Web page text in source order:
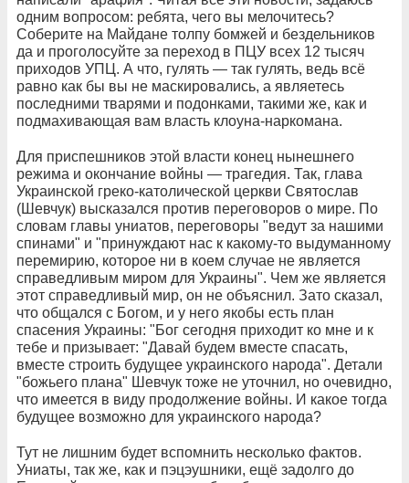
одним вопросом: ребята, чего вы мелочитесь?
Соберите на Майдане толпу бомжей и бездельников
да и проголосуйте за переход в ПЦУ всех 12 тысяч
приходов УПЦ. А что, гулять — так гулять, ведь всё
равно как бы вы не маскировались, а являетесь
последними тварями и подонками, такими же, как и
подмахивающая вам власть клоуна-наркомана.
Для приспешников этой власти конец нынешнего
режима и окончание войны — трагедия. Так, глава
Украинской греко-католической церкви Святослав
(Шевчук) высказался против переговоров о мире. По
словам главы униатов, переговоры "ведут за нашими
спинами" и "принуждают нас к какому-то выдуманному
перемирию, которое ни в коем случае не является
справедливым миром для Украины". Чем же является
этот справедливый мир, он не объяснил. Зато сказал,
что общался с Богом, и у него якобы есть план
спасения Украины: "Бог сегодня приходит ко мне и к
тебе и призывает: "Давай будем вместе спасать,
вместе строить будущее украинского народа". Детали
"божьего плана" Шевчук тоже не уточнил, но очевидно,
что имеется в виду продолжение войны. И какое тогда
будущее возможно для украинского народа?
Тут не лишним будет вспомнить несколько фактов.
Униаты, так же, как и пэцэушники, ещё задолго до